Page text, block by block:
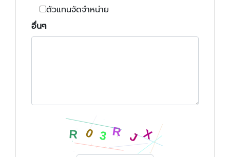
ตัวแทนจัดจำหน่าย
อื่นๆ